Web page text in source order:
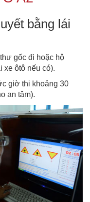
bằng lái
gốc đi hoặc hộ
xe ôtô nếu có).
giờ thi khoảng 30
an tâm).